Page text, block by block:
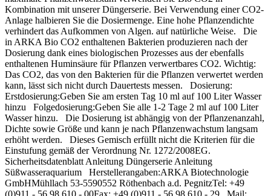
Kombination mit unserer Düngerserie. Bei Verwendung einer CO2-
Anlage halbieren Sie die Dosiermenge. Eine hohe Pflanzendichte
verhindert das Aufkommen von Algen. auf natürliche Weise. Die
in ARKA Bio CO2 enthaltenen Bakterien produzieren nach der
Dosierung dank eines biologischen Prozesses aus der ebenfalls
enthaltenen Huminsäure für Pflanzen verwertbares CO2. Wichtig:
Das CO2, das von den Bakterien für die Pflanzen verwertet werden
kann, lässt sich nicht durch Dauertests messen. Dosierung:
Erstdosierung:Geben Sie am ersten Tag 10 ml auf 100 Liter Wasser
hinzu Folgedosierung:Geben Sie alle 1-2 Tage 2 ml auf 100 Liter
Wasser hinzu. Die Dosierung ist abhängig von der Pflanzenanzahl,
Dichte sowie Größe und kann je nach Pflanzenwachstum langsam
erhöht werden. Dieses Gemisch erfüllt nicht die Kriterien für die
Einstufung gemäß der Verordnung Nr. 1272/2008EG.
Sicherheitsdatenblatt Anleitung Düngerserie Anleitung
Süßwasseraquarium Herstellerangaben:ARKA Biotechnologie
GmbHMühllach 53-5590552 Röthenbach a.d. PegnitzTel: +49